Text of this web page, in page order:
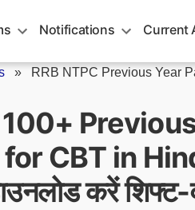
Notifications Current
» RRB NTPC Previous Year
CBT in
करें